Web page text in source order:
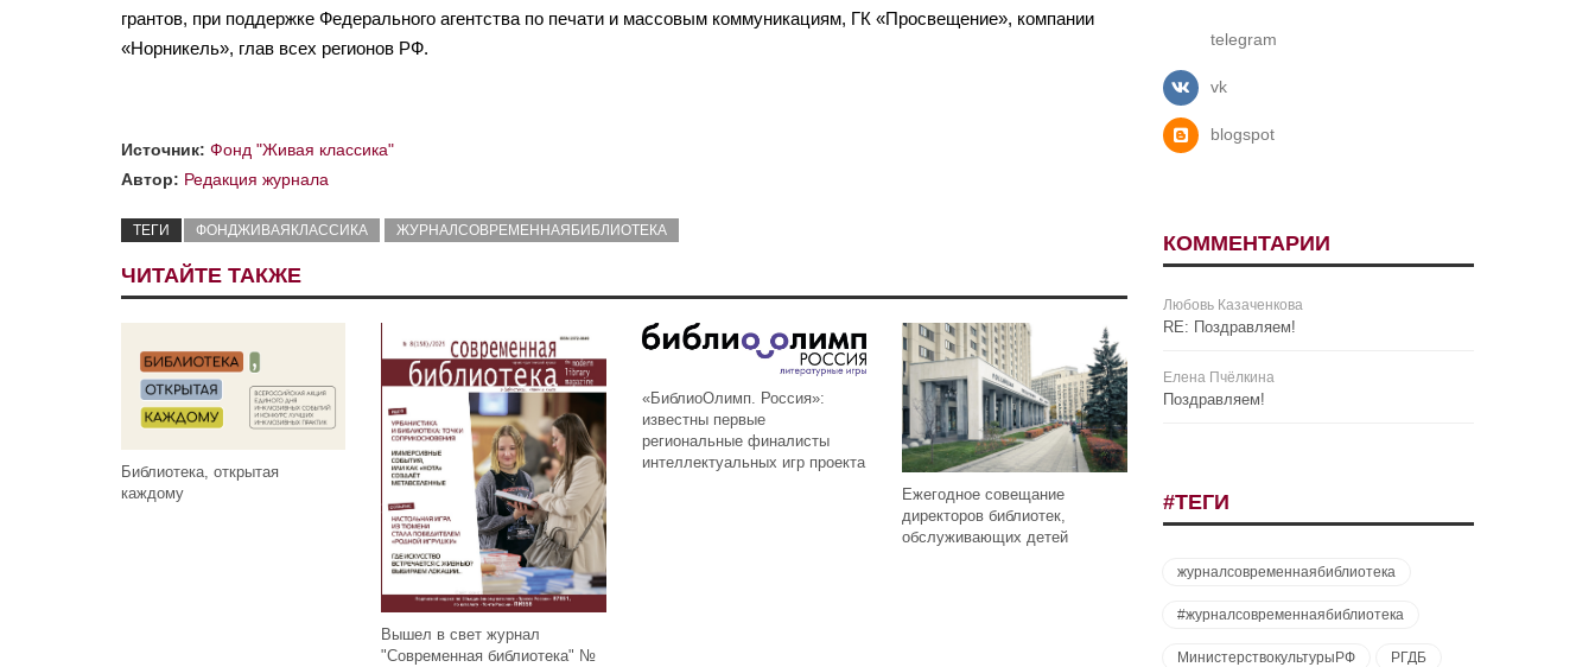
грантов, при поддержке Федерального агентства по печати и массовым коммуникациям, ГК «Просвещение», компании
«Норникель», глав всех регионов РФ.
Источник: Фонд "Живая классика"
Автор: Редакция журнала
ТЕГИ ФОНДЖИВАЯКЛАССИКА ЖУРНАЛСОВРЕМЕННАЯБИБЛИОТЕКА
ЧИТАЙТЕ ТАКЖЕ
Библиотека, открытая
каждому
Вышел в свет журнал
"Современная библиотека" №
«БиблиоОлимп. Россия»:
известны первые
региональные финалисты
интеллектуальных игр проекта
Ежегодное совещание
директоров библиотек,
обслуживающих детей
telegram
vk
blogspot
КОММЕНТАРИИ
Любовь Казаченкова
RE: Поздравляем!
Елена Пчёлкина
Поздравляем!
#ТЕГИ
журналсовременнаябиблиотека
#журналсовременнаябиблиотека
МинистерствокультурыРФ РГДБ